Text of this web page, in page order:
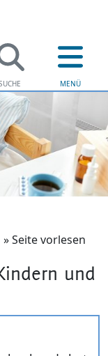
» Seite vorlesen
und
Soziales
Jugend &
Bildung
Kinder-